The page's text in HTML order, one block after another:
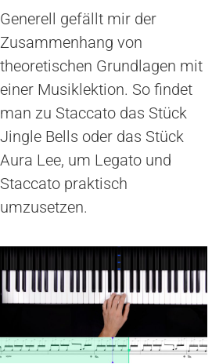
Generell gefällt mir der
Zusammenhang von
theoretischen Grundlagen mit
einer Musiklektion. So findet
man zu Staccato das Stück
Jingle Bells oder das Stück
Aura Lee, um Legato und
Staccato praktisch
umzusetzen.